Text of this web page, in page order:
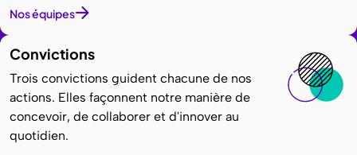
Nos équipes
Convictions
Trois convictions guident chacune de nos
actions. Elles façonnent notre manière de
concevoir, de collaborer et d'innover au
quotidien.